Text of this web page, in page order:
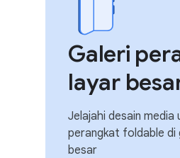
Galeri
layar
Jelajahi desain media
perangkat foldable di
besar